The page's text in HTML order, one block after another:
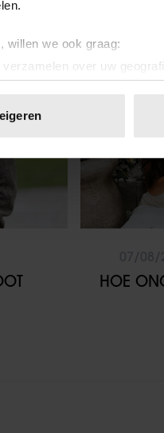
willen we ook graag:
verzamelen over uw
identificeren door het
moment wijzigen of
om content en
analyseren. Ook delen we
en analyse. Deze partners
hebben verzameld op
HOE